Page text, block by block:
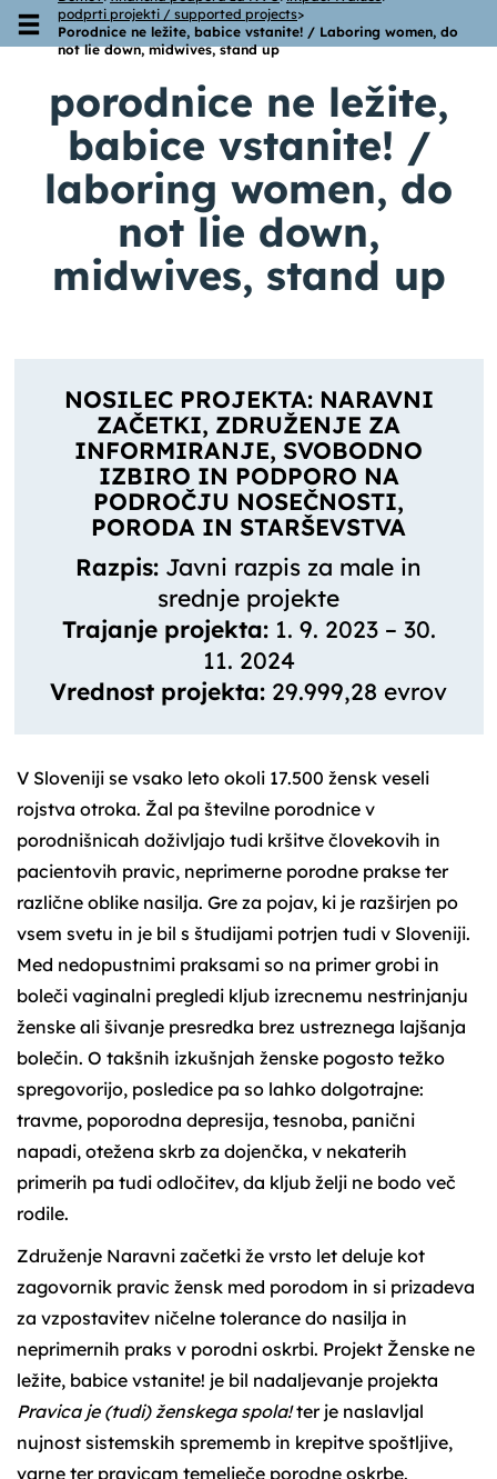
Skoči na vsebino
podprti projekti / supported projects>
Porodnice ne ležite, babice vstanite! / Laboring women, do
not lie down, midwives, stand up
porodnice ne ležite,
babice vstanite! /
laboring women, do
not lie down,
midwives, stand up
NOSILEC PROJEKTA: NARAVNI
ZAČETKI, ZDRUŽENJE ZA
INFORMIRANJE, SVOBODNO
IZBIRO IN PODPORO NA
PODROČJU NOSEČNOSTI,
PORODA IN STARŠEVSTVA
Razpis: Javni razpis za male in
srednje projekte
Trajanje projekta: 1. 9. 2023 – 30.
11. 2024
Vrednost projekta: 29.999,28 evrov
V Sloveniji se vsako leto okoli 17.500 žensk veseli
rojstva otroka. Žal pa številne porodnice v
porodnišnicah doživljajo tudi kršitve človekovih in
pacientovih pravic, neprimerne porodne prakse ter
različne oblike nasilja. Gre za pojav, ki je razširjen po
vsem svetu in je bil s študijami potrjen tudi v Sloveniji.
Med nedopustnimi praksami so na primer grobi in
boleči vaginalni pregledi kljub izrecnemu nestrinjanju
ženske ali šivanje presredka brez ustreznega lajšanja
bolečin. O takšnih izkušnjah ženske pogosto težko
spregovorijo, posledice pa so lahko dolgotrajne:
travme, poporodna depresija, tesnoba, panični
napadi, otežena skrb za dojenčka, v nekaterih
primerih pa tudi odločitev, da kljub želji ne bodo več
rodile.
Združenje Naravni začetki že vrsto let deluje kot
zagovornik pravic žensk med porodom in si prizadeva
za vzpostavitev ničelne tolerance do nasilja in
neprimernih praks v porodni oskrbi. Projekt Ženske ne
ležite, babice vstanite! je bil nadaljevanje projekta
Pravica je (tudi) ženskega spola!ter je naslavljal
nujnost sistemskih sprememb in krepitve spoštljive,
varne ter pravicam temelječe porodne oskrbe.